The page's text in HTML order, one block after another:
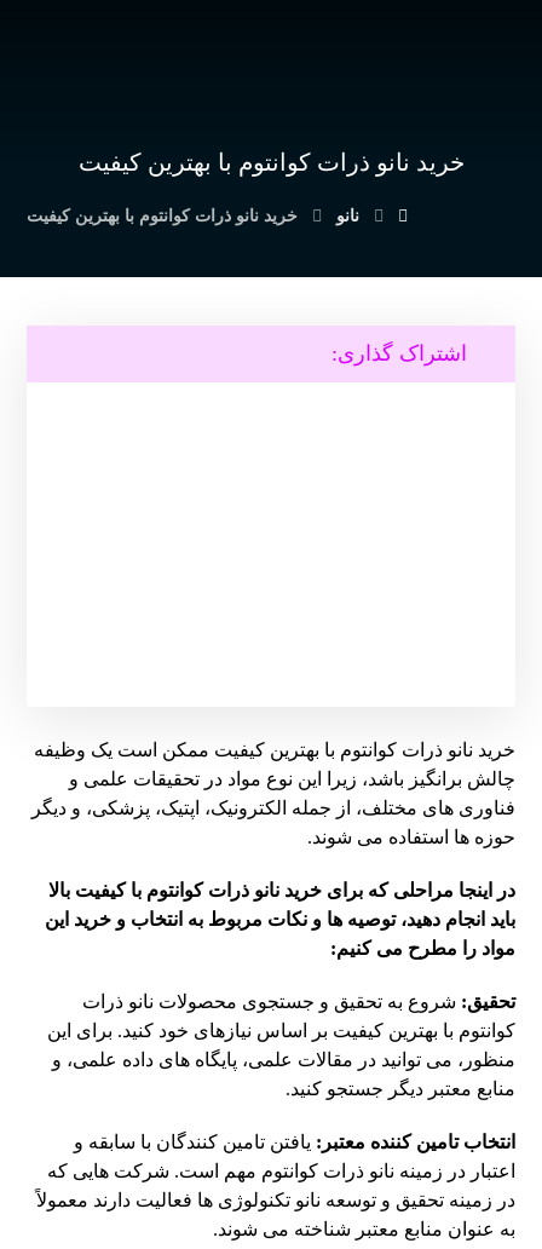
خرید نانو ذرات کوانتوم با بهترین کیفیت
نانو خرید نانو ذرات کوانتوم با بهترین کیفیت
خرید نانو ذرات کوانتوم با بهترین کیفیت ممکن است یک وظیفه
چالش برانگیز باشد، زیرا این نوع مواد در تحقیقات علمی و
فناوری های مختلف، از جمله الکترونیک، اپتیک، پزشکی، و دیگر
حوزه ها استفاده می شوند.
در اینجا مراحلی که برای خرید نانو ذرات کوانتوم با کیفیت بالا
باید انجام دهید، توصیه ها و نکات مربوط به انتخاب و خرید این
مواد را مطرح می کنیم:
تحقیق: شروع به تحقیق و جستجوی محصولات نانو ذرات
کوانتوم با بهترین کیفیت بر اساس نیازهای خود کنید. برای این
منظور، می توانید در مقالات علمی، پایگاه های داده علمی، و
منابع معتبر دیگر جستجو کنید.
انتخاب تامین کننده معتبر: یافتن تامین کنندگان با سابقه و
اعتبار در زمینه نانو ذرات کوانتوم مهم است. شرکت هایی که
در زمینه تحقیق و توسعه نانو تکنولوژی ها فعالیت دارند معمولاً
به عنوان منابع معتبر شناخته می شوند.